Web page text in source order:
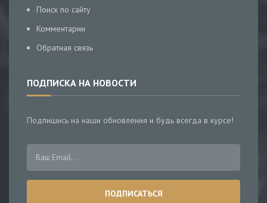
Поиск по сайту
Комментарии
Обратная связь
ПОДПИСКА НА НОВОСТИ
Подпишись на наши обновления и будь всегда в курсе!